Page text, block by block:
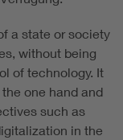
a state or society
without being
of technology. It
one hand and
such as
in the